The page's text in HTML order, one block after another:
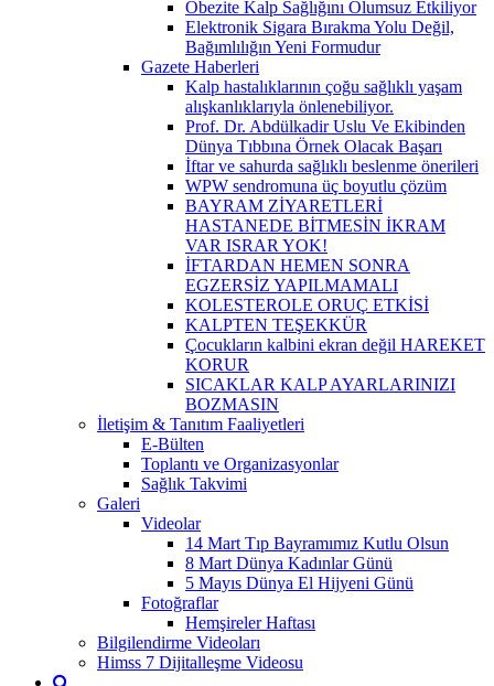
Obezite Kalp Sağlığını Olumsuz Etkiliyor
Elektronik Sigara Bırakma Yolu Değil,
Bağımlılığın Yeni Formudur
Gazete Haberleri
Kalp hastalıklarının çoğu sağlıklı yaşam
alışkanlıklarıyla önlenebiliyor.
Prof. Dr. Abdülkadir Uslu Ve Ekibinden
Dünya Tıbbına Örnek Olacak Başarı
İftar ve sahurda sağlıklı beslenme önerileri
WPW sendromuna üç boyutlu çözüm
BAYRAM ZİYARETLERİ
HASTANEDE BİTMESİN İKRAM
VAR ISRAR YOK!
İFTARDAN HEMEN SONRA
EGZERSİZ YAPILMAMALI
KOLESTEROLE ORUÇ ETKİSİ
KALPTEN TEŞEKKÜR
Çocukların kalbini ekran değil HAREKET
KORUR
SICAKLAR KALP AYARLARINIZI
BOZMASIN
İletişim & Tanıtım Faaliyetleri
E-Bülten
Toplantı ve Organizasyonlar
Sağlık Takvimi
Galeri
Videolar
14 Mart Tıp Bayramımız Kutlu Olsun
8 Mart Dünya Kadınlar Günü
5 Mayıs Dünya El Hijyeni Günü
Fotoğraflar
Hemşireler Haftası
Bilgilendirme Videoları
Himss 7 Dijitalleşme Videosu